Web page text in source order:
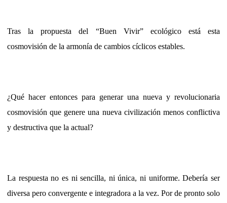
Tras la propuesta del “Buen Vivir” ecológico está esta
cosmovisión de la armonía de cambios cíclicos estables.
¿Qué hacer entonces para generar una nueva y revolucionaria
cosmovisión que genere una nueva civilización menos conflictiva
y destructiva que la actual?
La respuesta no es ni sencilla, ni única, ni uniforme. Debería ser
diversa pero convergente e integradora a la vez. Por de pronto solo